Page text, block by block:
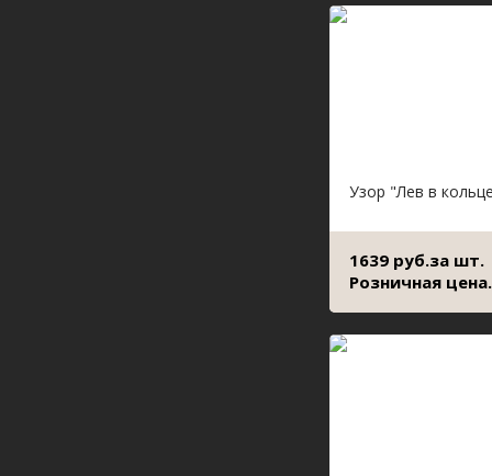
Узор "Лев в
1639 руб.за шт.
Розничная цена.